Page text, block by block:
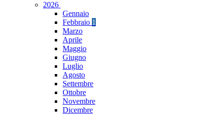
2026
Gennaio
Febbraio 1
Marzo
Aprile
Maggio
Giugno
Luglio
Agosto
Settembre
Ottobre
Novembre
Dicembre